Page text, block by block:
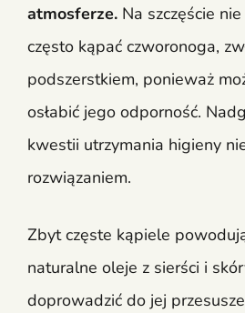
atmosferze. Na szczęście
często kąpać czworonoga,
podszerstkiem, ponieważ
osłabić jego odporność.
kwestii utrzymania higieny
rozwiązaniem.
Zbyt częste kąpiele
naturalne oleje z sierści i
doprowadzić do jej